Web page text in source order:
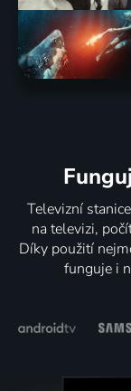
Televizní
na televizi,
Díky použití
funguje i